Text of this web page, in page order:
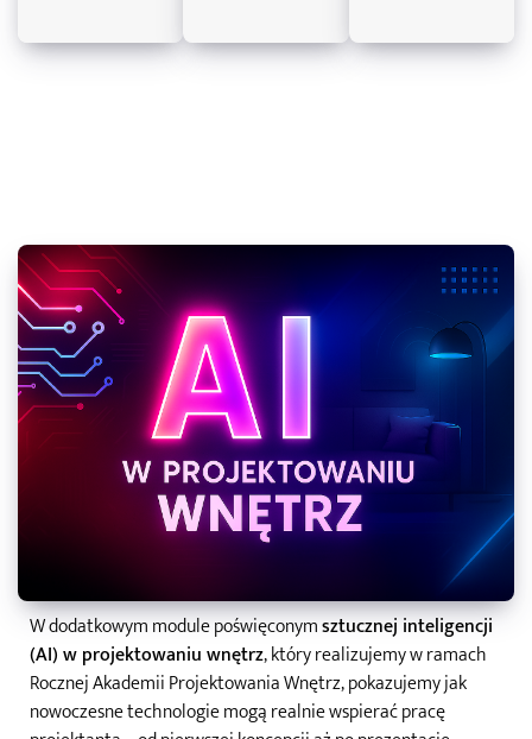
W dodatkowym module poświęconymsztucznej inteligencji
(AI) w projektowaniu wnętrz, który realizujemy w ramach
Rocznej Akademii Projektowania Wnętrz, pokazujemy jak
nowoczesne technologie mogą realnie wspierać pracę